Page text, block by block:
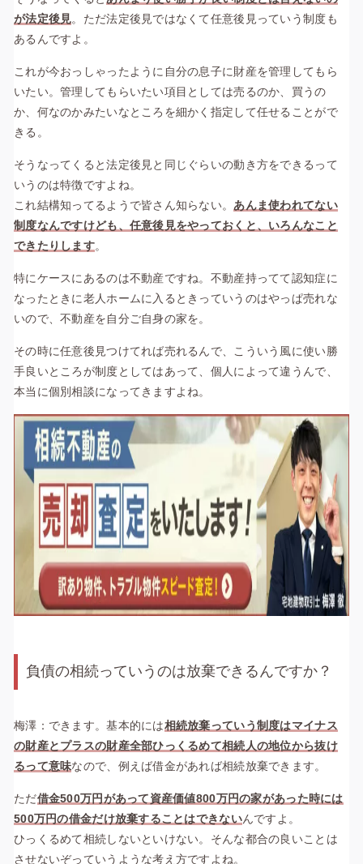
が法定後見。ただ法定後見ではなくて任意後見っていう制度も
あるんですよ。
これが今おっしゃったように自分の息子に財産を管理してもら
いたい。管理してもらいたい項目としては売るのか、買うの
か、何なのかみたいなところを細かく指定して任せることがで
きる。
そうなってくると法定後見と同じぐらいの動き方をできるって
いうのは特徴ですよね。
これ結構知ってるようで皆さん知らない。 あんま使われてない
制度なんですけども、任意後見をやっておくと、いろんなこと
できたりします。
特にケースにあるのは不動産ですね。不動産持ってて認知症に
なったときに老人ホームに入るときっていうのはやっぱ売れな
いので、不動産を自分ご自身の家を。
その時に任意後見つけてれば売れるんで、こういう風に使い勝
手良いところが制度としてはあって、個人によって違うんで、
本当に個別相談になってきますよね。
負債の相続っていうのは放棄できるんですか？
梅澤：できます。基本的には相続放棄っていう制度はマイナス
の財産とプラスの財産全部ひっくるめて相続人の地位から抜け
るって意味なので、例えば借金があれば相続放棄できます。
ただ借金500万円があって資産価値800万円の家があった時には
500万円の借金だけ放棄することはできないんですよ。
ひっくるめて相続しないといけない。そんな都合の良いことは
させないぞっていうような考え方ですよね。